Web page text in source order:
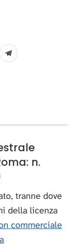
n.
tranne dove
della licenza
commerciale